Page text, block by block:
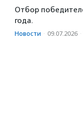
Отбор
года.
Новости · 09.07.2026 ·